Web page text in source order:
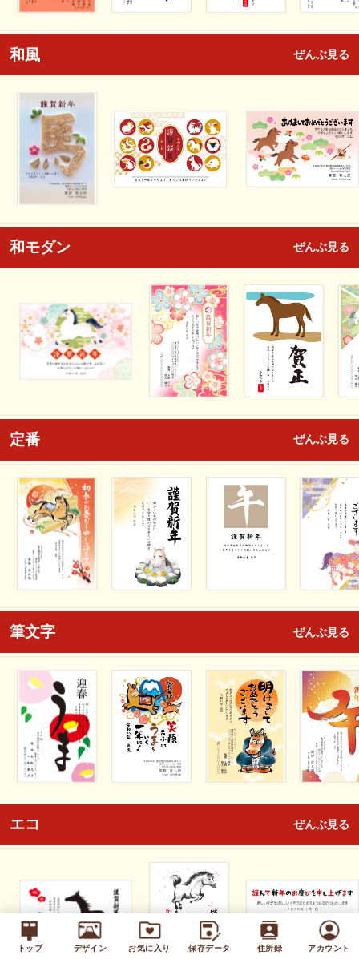
トップ デザイン お気に入り 保存データ 住所録 アカウント
和風 ぜんぶ見る
和モダン ぜんぶ見る
定番 ぜんぶ見る
筆文字 ぜんぶ見る
エコ ぜんぶ見る